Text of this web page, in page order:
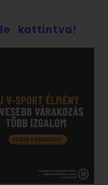
kattintva!